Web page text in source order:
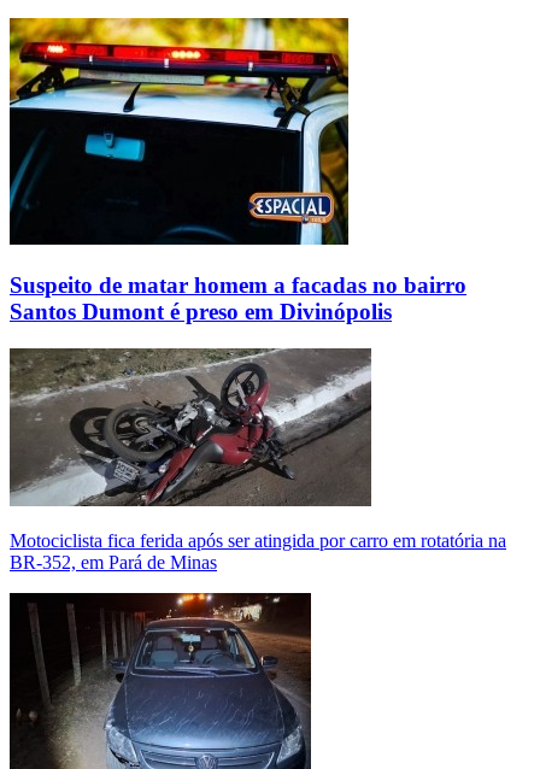
Suspeito de matar homem a facadas no bairro
Santos Dumont é preso em Divinópolis
Motociclista fica ferida após ser atingida por carro em rotatória na
BR-352, em Pará de Minas